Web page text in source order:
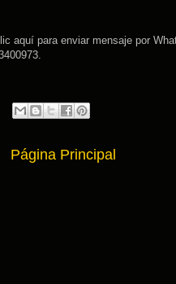
para enviar mensaje por
Página Principal